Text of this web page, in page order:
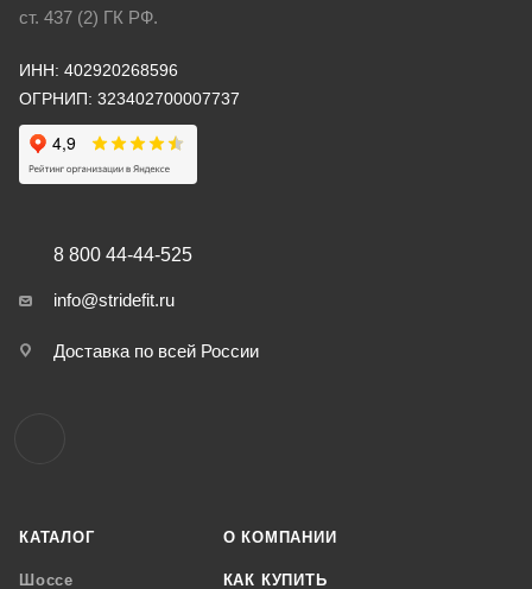
ст. 437 (2) ГК РФ.
ИНН: 402920268596
ОГРНИП: 323402700007737
КАТАЛОГ
Шоссе
О КОМПАНИИ
КАК КУПИТЬ
8 800 44-44-525
info@stridefit.ru
Доставка по всей России